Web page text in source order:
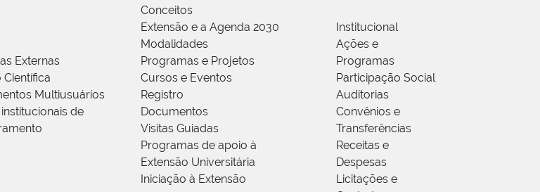
Externas
Científica
Multiusuários
de
Conceitos
Extensão e a Agenda 2030
Modalidades
Programas e Projetos
Cursos e Eventos
Registro
Documentos
Visitas Guiadas
Programas de apoio à
Extensão Universitária
Iniciação à Extensão
Institucional
Ações e
Programas
Participação Social
Auditorias
Convênios e
Transferências
Receitas e
Despesas
Licitações e